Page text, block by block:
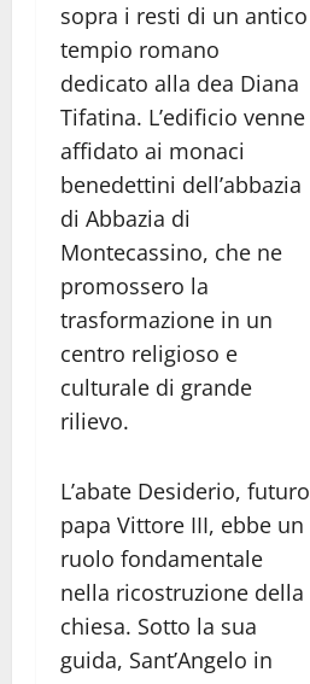
sopra i resti di un antico
tempio romano
dedicato alla dea Diana
Tifatina. L’edificio venne
affidato ai monaci
benedettini dell’abbazia
di Abbazia di
Montecassino, che ne
promossero la
trasformazione in un
centro religioso e
culturale di grande
rilievo.
L’abate Desiderio, futuro
papa Vittore III, ebbe un
ruolo fondamentale
nella ricostruzione della
chiesa. Sotto la sua
guida, Sant’Angelo in